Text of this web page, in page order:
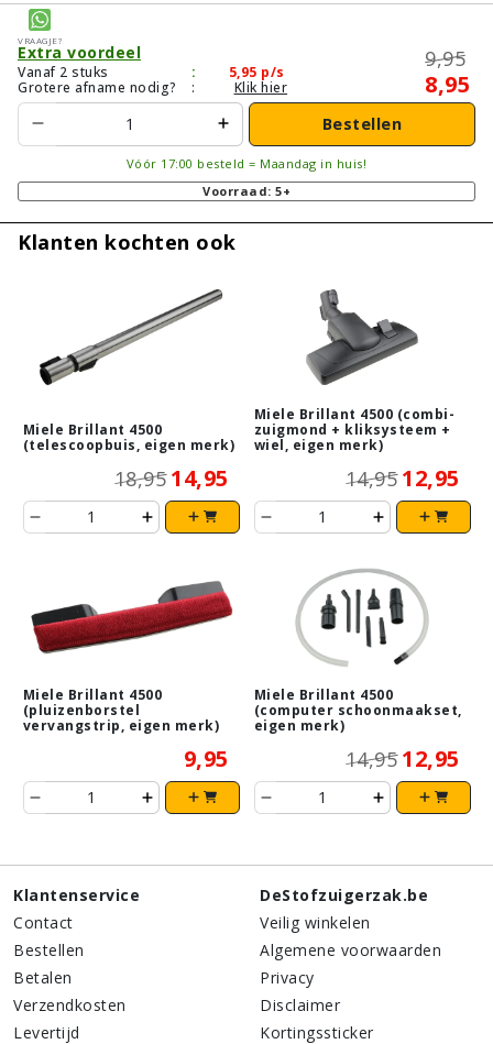
Vraagje?
Extra voordeel
Vanaf 2 stuks : 5,95 p/s
Grotere afname nodig?
: Klik hier
9,95
8,95
Bestellen
Vóór 17:00 besteld = Maandag in huis!
Voorraad: 5+
Klanten kochten ook
Miele Brillant 4500
(telescoopbuis, eigen merk)
18,95 14,95
Miele Brillant 4500 (combi-
zuigmond + kliksysteem +
wiel, eigen merk)
14,95 12,95
Miele Brillant 4500
(pluizenborstel
vervangstrip, eigen merk)
9,95
Miele Brillant 4500
(computer schoonmaakset,
eigen merk)
14,95 12,95
Klantenservice
Contact
Bestellen
Betalen
Verzendkosten
Levertijd
DeStofzuigerzak.be
Veilig winkelen
Algemene voorwaarden
Privacy
Disclaimer
Kortingssticker